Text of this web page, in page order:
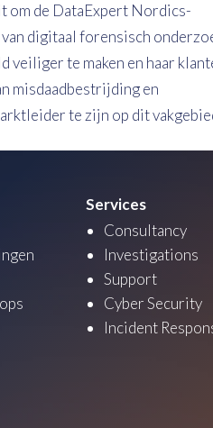
om de DataExpert Nordics-
digitaal forensisch
veiliger te maken en haar
misdaadbestrijding en
te zijn op dit
Services
Consultancy
Investigations
Support
Cyber Security
Incident